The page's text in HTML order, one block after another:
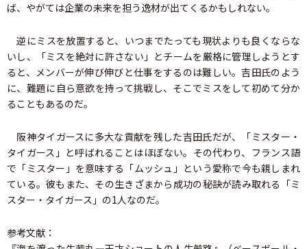
ば、やがては企業の未来を担う逸材が出てくるかもしれない。
逆にミスを放置すると、いつまでたっても現状よりも良くならな
いし、「ミスを絶対に許さない」とチームを厳格に管理しようとす
ると、メンバーが伸び伸びと仕事をするのは難しい。吉田氏のよう
に、難題に自ら意欲を持って挑戦し、そこでミスをして初めて分か
ることもあるのだ。
阪神タイガースに多大な貢献を残した吉田氏だが、「ミスター・
タイガース」と呼ばれることはほぼない。その代わり、フランス語
で「ミスター」を意味する「ムッシュ」という愛称で今も親しまれ
ている。彼もまた、その生きざまから成功の秘訣が読み取れる「ミ
スター・タイガース」の1人なのだ。
参考文献：